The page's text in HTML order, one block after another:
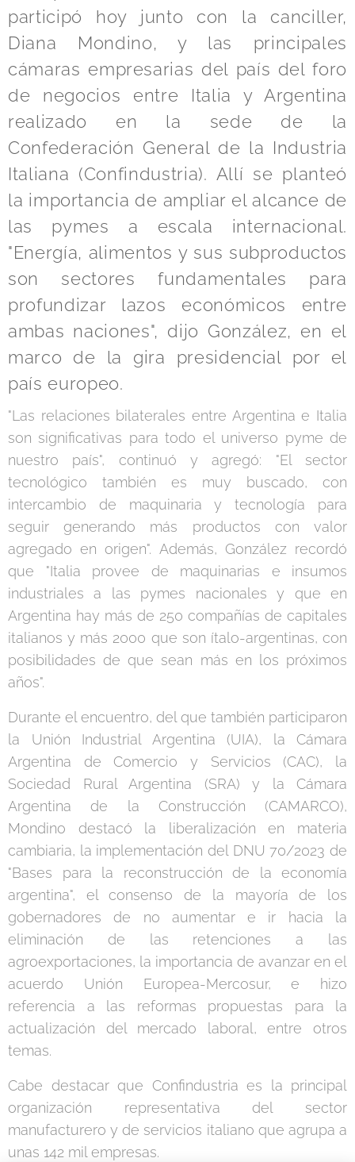
participó hoy junto con la canciller,
Diana Mondino, y las principales
cámaras empresarias del país del foro
de negocios entre Italia y Argentina
realizado en la sede de la
Confederación General de la Industria
Italiana (Confindustria). Allí se planteó
la importancia de ampliar el alcance de
las pymes a escala internacional.
"Energía, alimentos y sus subproductos
son sectores fundamentales para
profundizar lazos económicos entre
ambas naciones", dijo González, en el
marco de la gira presidencial por el
país europeo.
"Las relaciones bilaterales entre Argentina e Italia
son significativas para todo el universo pyme de
nuestro país", continuó y agregó: "El sector
tecnológico también es muy buscado, con
intercambio de maquinaria y tecnología para
seguir generando más productos con valor
agregado en origen". Además, González recordó
que "Italia provee de maquinarias e insumos
industriales a las pymes nacionales y que en
Argentina hay más de 250 compañías de capitales
italianos y más 2000 que son ítalo-argentinas, con
posibilidades de que sean más en los próximos
años".
Durante el encuentro, del que también participaron
la Unión Industrial Argentina (UIA), la Cámara
Argentina de Comercio y Servicios (CAC), la
Sociedad Rural Argentina (SRA) y la Cámara
Argentina de la Construcción (CAMARCO),
Mondino destacó la liberalización en materia
cambiaria, la implementación del DNU 70/2023 de
"Bases para la reconstrucción de la economía
argentina", el consenso de la mayoría de los
gobernadores de no aumentar e ir hacia la
eliminación de las retenciones a las
agroexportaciones, la importancia de avanzar en el
acuerdo Unión Europea-Mercosur, e hizo
referencia a las reformas propuestas para la
actualización del mercado laboral, entre otros
temas.
Cabe destacar que Confindustria es la principal
organización representativa del sector
manufacturero y de servicios italiano que agrupa a
unas 142 mil empresas.